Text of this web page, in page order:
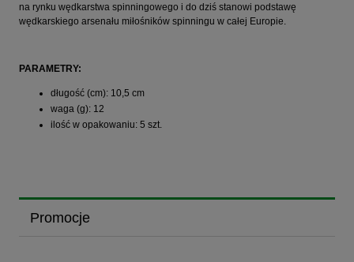
na rynku wędkarstwa spinningowego i do dziś stanowi podstawę
wędkarskiego arsenału miłośników spinningu w całej Europie.
PARAMETRY:
długość (cm): 10,5 cm
waga (g): 12
ilość w opakowaniu: 5 szt.
Promocje